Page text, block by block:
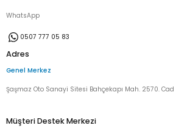
WhatsApp
0507 777 05 83
Adres
Genel Merkez
Şaşmaz Oto Sanayi Sitesi Bahçekapı Mah. 2570.
Müşteri Destek Merkezi